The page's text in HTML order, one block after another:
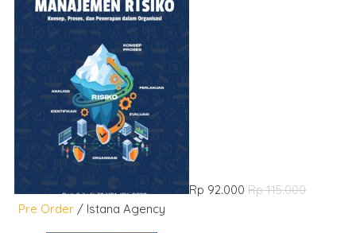
Rp 92.000 Rp 115.000
Pre Order / Istana Agency